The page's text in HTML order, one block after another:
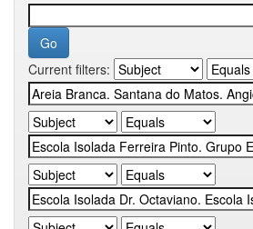
Current filters: